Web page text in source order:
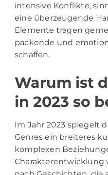
intensive Konflikte,
eine überzeugende
Elemente tragen
packende und
schaffen.
Warum ist
in 2023 so
Im Jahr 2023 spiegelt
Genres ein breiteres
komplexen
Charakterentwicklung